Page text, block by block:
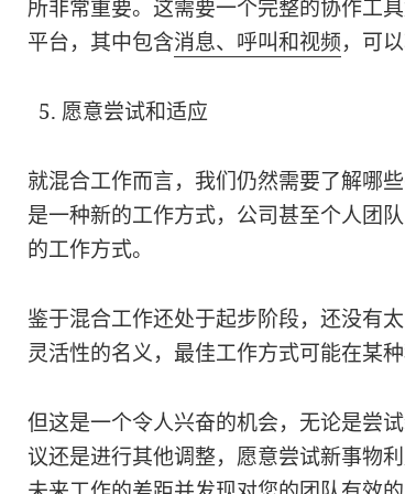
所非常重要。这需要一个完整的协作工
平台，其中包含消息、呼叫和视频，可
5. 愿意尝试和适应
就混合工作而言，我们仍然需要了解哪
是一种新的工作方式，公司甚至个人团
的工作方式。
鉴于混合工作还处于起步阶段，还没有
灵活性的名义，最佳工作方式可能在某
但这是一个令人兴奋的机会，无论是尝
议还是进行其他调整，愿意尝试新事物